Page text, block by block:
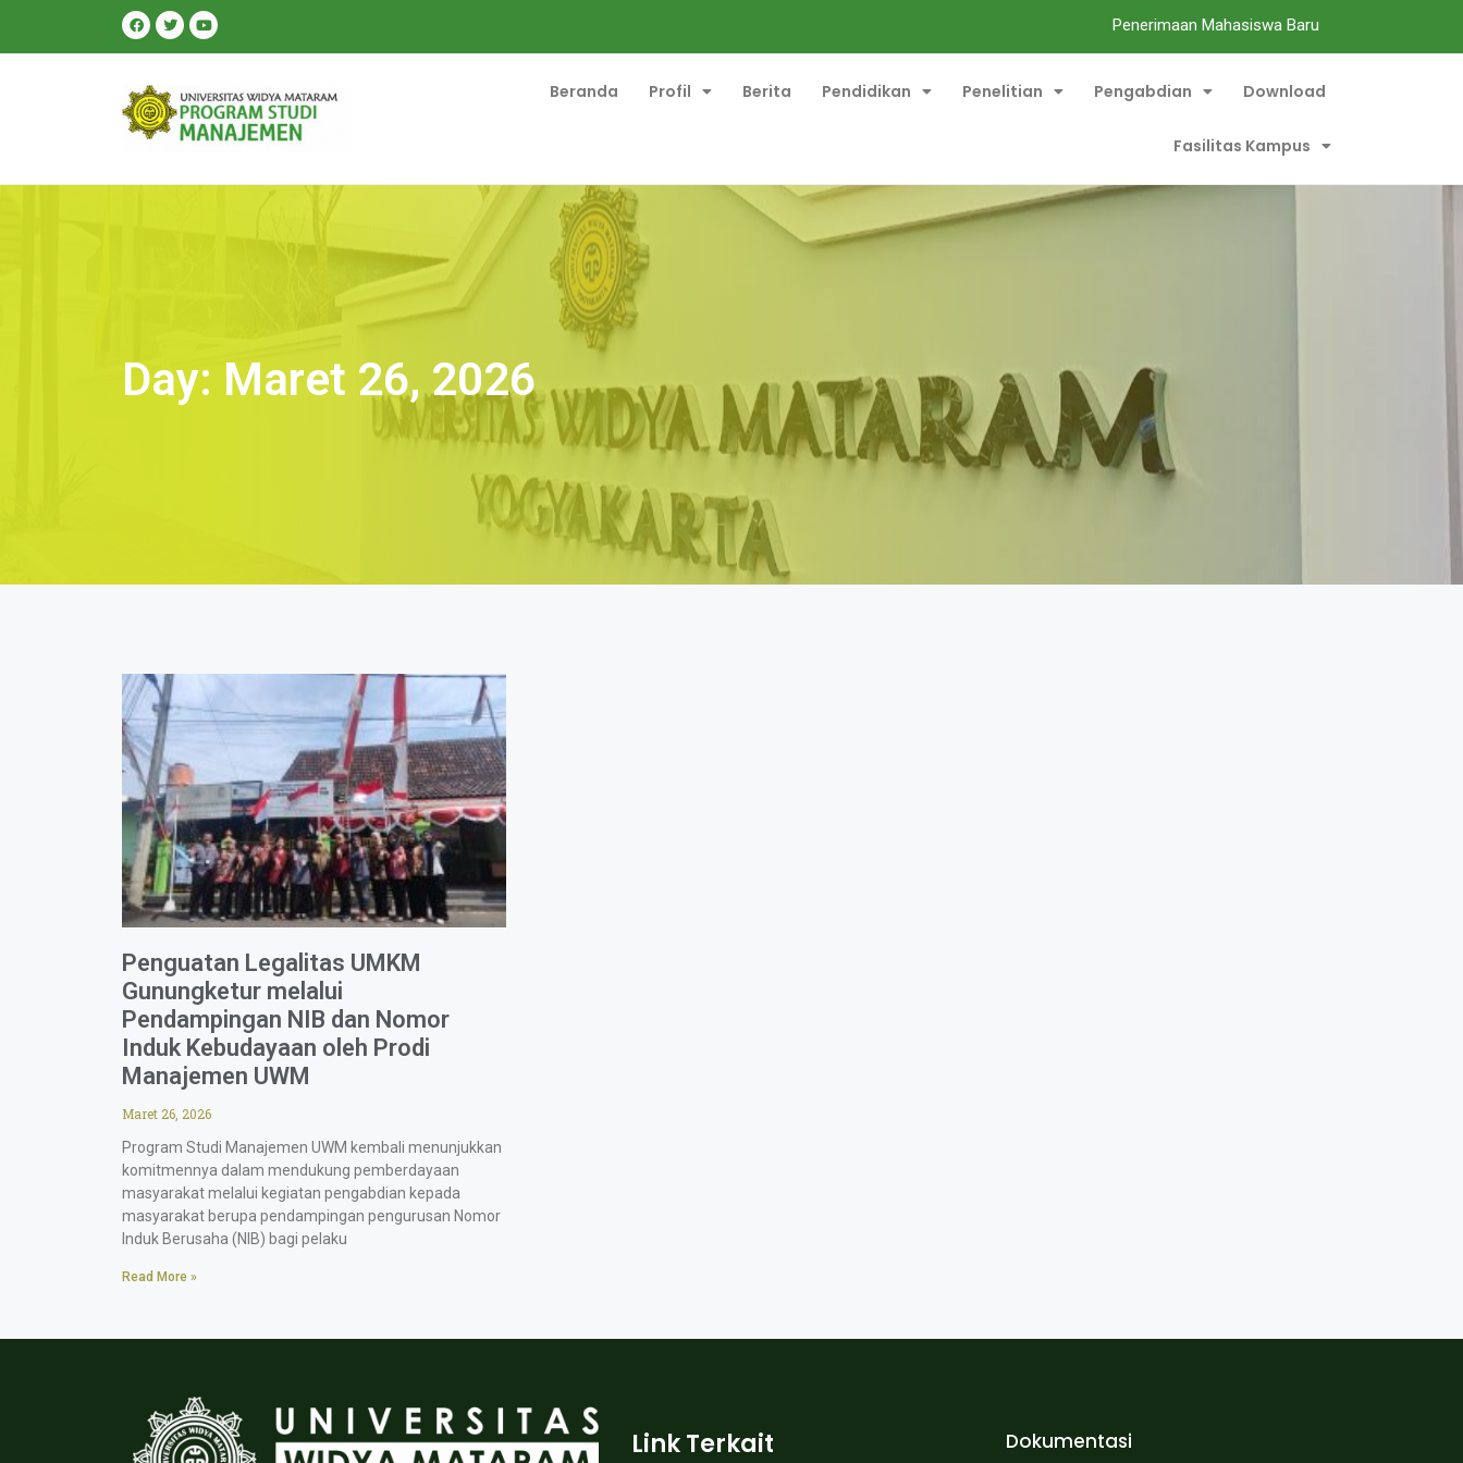
Penerimaan Mahasiswa Baru
Beranda Profil Berita Pendidikan Penelitian Pengabdian Download
Fasilitas Kampus
Day: Maret 26, 2026
Penguatan Legalitas UMKM
Gunungketur melalui
Pendampingan NIB dan Nomor
Induk Kebudayaan oleh Prodi
Manajemen UWM
Maret 26, 2026
Program Studi Manajemen UWM kembali menunjukkan
komitmennya dalam mendukung pemberdayaan
masyarakat melalui kegiatan pengabdian kepada
masyarakat berupa pendampingan pengurusan Nomor
Induk Berusaha (NIB) bagi pelaku
Read More »
Link Terkait Dokumentasi